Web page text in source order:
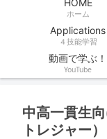
HOME
ホーム
Applications
４技能学習
動画で学ぶ！
YouTube
中高一貫生
トレジャー